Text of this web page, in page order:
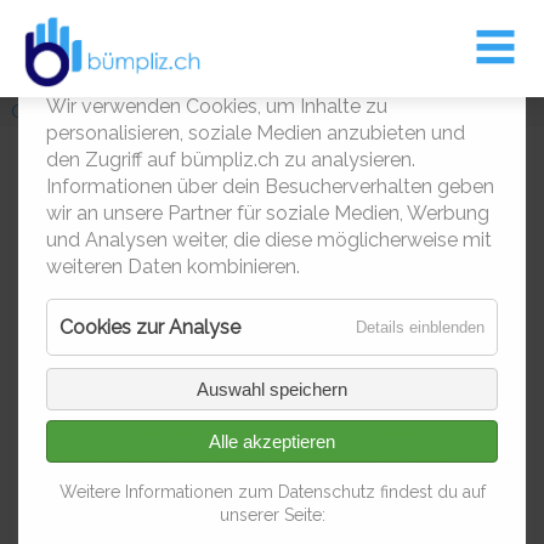
Cookies – Nicht die zum Essen
Wir verwenden Cookies, um Inhalte zu
personalisieren, soziale Medien anzubieten und
den Zugriff auf bümpliz.ch zu analysieren.
Informationen über dein Besucherverhalten geben
wir an unsere Partner für soziale Medien, Werbung
und Analysen weiter, die diese möglicherweise mit
weiteren Daten kombinieren.
Cookies zur Analyse Details einblendenfür
Cookies
zur
Auswahl speichern
Alle akzeptieren
Weitere Informationen zum Datenschutz findest du auf
unserer Seite:
Gewerbe Gewerbe Firmen
Fahrradhändler
Alles rund ums Velo in
Bümpliz und Bethlehem
Fahrradfahren ist voll im Trend! Ob ein
neues E-Bike, Rennvelo oder Mountainbike
– in Bümpliz und Bethlehem findest du
Velohändler, die dich ausführlich und
kompetent beraten. Die Experten vor Ort
helfen dir, das perfekte Fahrrad für deine
Über Bümpliz / Bethlehem
Siedlungen & Quartiere
Impressionen
Entsorgungskalender
Gastronomie
Kinder & Jugendliche
Kindertagesstätten
Kirchen
Quartiervereine
Räume zum Mieten
Informationen zur Entsorgung
Musik aus Bern-West
Die Macher